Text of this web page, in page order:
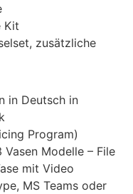
Kit
zusätzliche
in Deutsch in
Program)
Modelle – File
mit Video
MS Teams oder